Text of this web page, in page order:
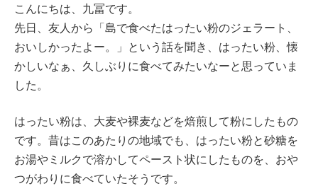
こんにちは、九冨です。
先日、友人から「島で食べたはったい粉のジェラート、
おいしかったよー。」という話を聞き、はったい粉、懐
かしいなぁ、久しぶりに食べてみたいなーと思っていま
した。
はったい粉は、大麦や裸麦などを焙煎して粉にしたもの
です。昔はこのあたりの地域でも、はったい粉と砂糖を
お湯やミルクで溶かしてペースト状にしたものを、おや
つがわりに食べていたそうです。